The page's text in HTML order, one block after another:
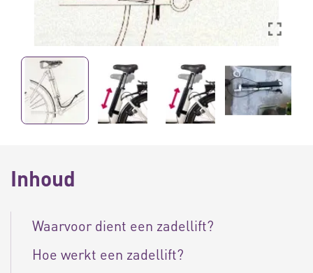
Inhoud
Waarvoor dient een zadellift?
Hoe werkt een zadellift?